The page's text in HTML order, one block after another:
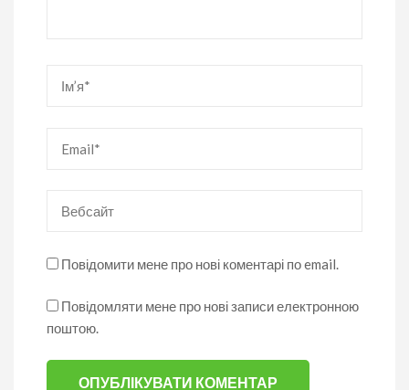
Повідомити мене про нові коментарі по email.
Повідомляти мене про нові записи електронною
поштою.